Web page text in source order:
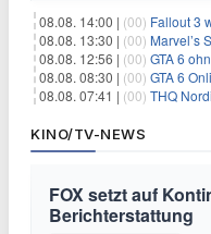
08.08. 14:00 | (00) Fallout 3
08.08. 13:30 | (00) Marvel’s Spider-
08.08. 12:56 | (00) GTA 6 ohne
08.08. 08:30 | (00) GTA 6
08.08. 07:41 | (00) THQ
KINO/TV-NEWS
FOX setzt auf
Berichterstattung